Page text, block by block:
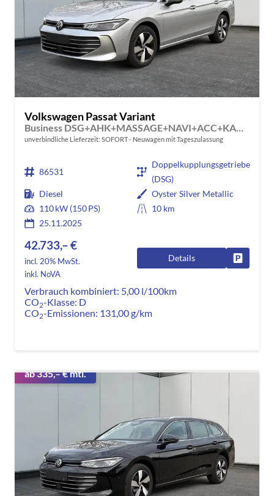
Volkswagen Passat Variant
unverbindliche Lieferzeit: SOFORT Neuwagen mit Tageszulassung
86531
Doppelkupplungsgetriebe
(DSG)
Diesel
Oyster Silver Metallic
110 kW (150 PS)
10 km
25.11.2025
42.733,– €
incl. 20% MwSt.
inkl. NoVA
Details
Verbrauch kombiniert: 5,00 l/100km
CO2-Klasse: D
CO2-Emissionen: 131,00 g/km
ab 335,– € mtl.